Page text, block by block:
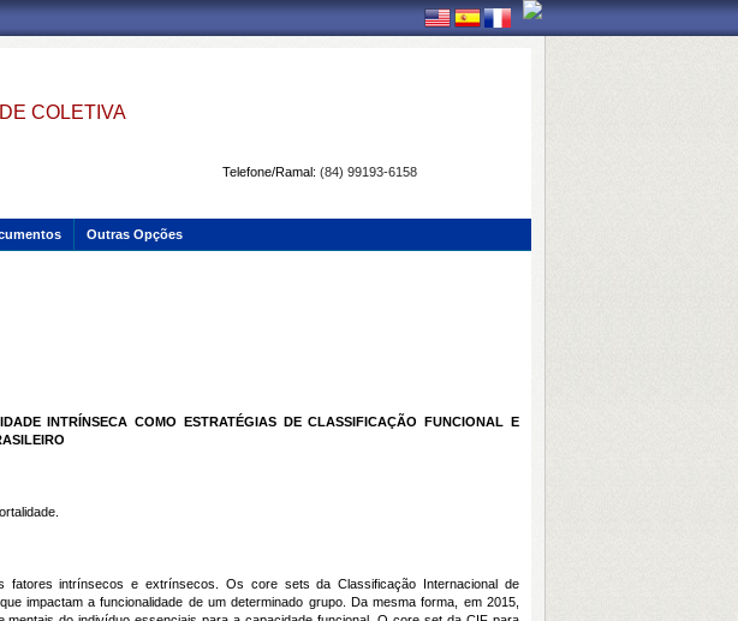
COLETIVA
Telefone/Ramal: (84) 99193-6158
Outras Opções
INTRÍNSECA COMO ESTRATÉGIAS DE CLASSIFICAÇÃO FUNCIONAL E
fatores intrínsecos e extrínsecos. Os core sets da Classificação Internacional de
impactam a funcionalidade de um determinado grupo. Da mesma forma, em 2015,